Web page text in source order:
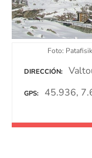
Foto:
DIRECCIÓN
GPS 45.936,